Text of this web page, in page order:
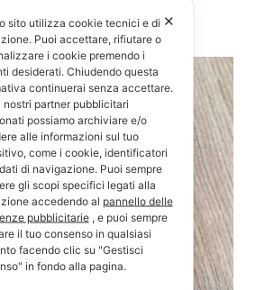
✕
sito utilizza cookie tecnici e di
Puoi accettare, rifiutare o
i cookie premendo i
desiderati. Chiudendo questa
continuerai senza accettare.
nostri partner pubblicitari
possiamo archiviare e/o
alle informazioni sul tuo
come i cookie, identificatori
di navigazione. Puoi sempre
gli scopi specifici legati alla
accedendo al pannello delle
pubblicitarie, e puoi sempre
il tuo consenso in qualsiasi
facendo clic su "Gestisci
in fondo alla pagina.